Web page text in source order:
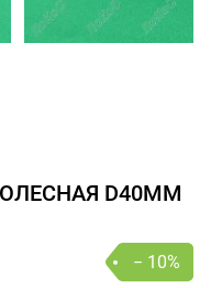
D40ММ
− 10%